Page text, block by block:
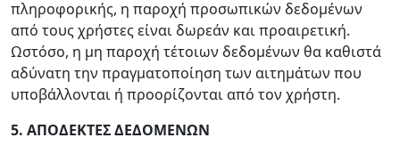
πληροφορικής, η παροχή προσωπικών δεδομένων
από τους χρήστες είναι δωρεάν και προαιρετική.
Ωστόσο, η μη παροχή τέτοιων δεδομένων θα καθιστά
αδύνατη την πραγματοποίηση των αιτημάτων που
υποβάλλονται ή προορίζονται από τον χρήστη.
5. ΑΠΟΔΕΚΤΕΣ ΔΕΔΟΜΕΝΩΝ